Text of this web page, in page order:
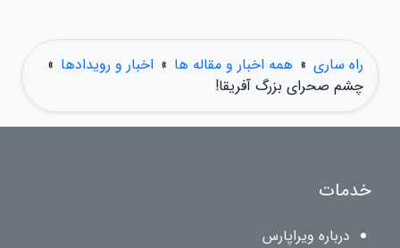
راه ساری » همه اخبار و مقاله ها » اخبار و رویدادها »
چشم صحرای بزرگ آفریقا!
خدمات
درباره ویراپارس